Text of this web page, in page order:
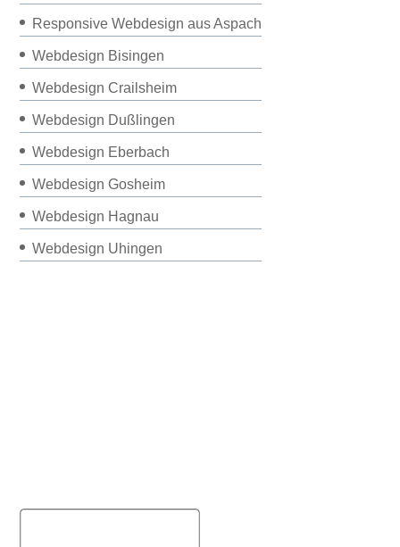
Responsive Webdesign aus Aspach
Webdesign Bisingen
Webdesign Crailsheim
Webdesign Dußlingen
Webdesign Eberbach
Webdesign Gosheim
Webdesign Hagnau
Webdesign Uhingen